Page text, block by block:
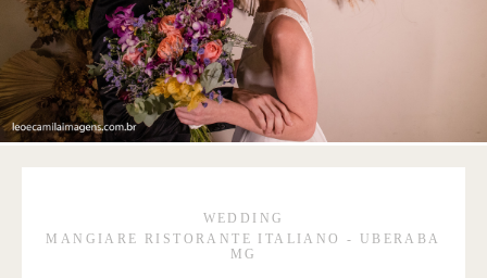
WEDDING
MANGIARE RISTORANTE ITALIANO - UBERABA
MG